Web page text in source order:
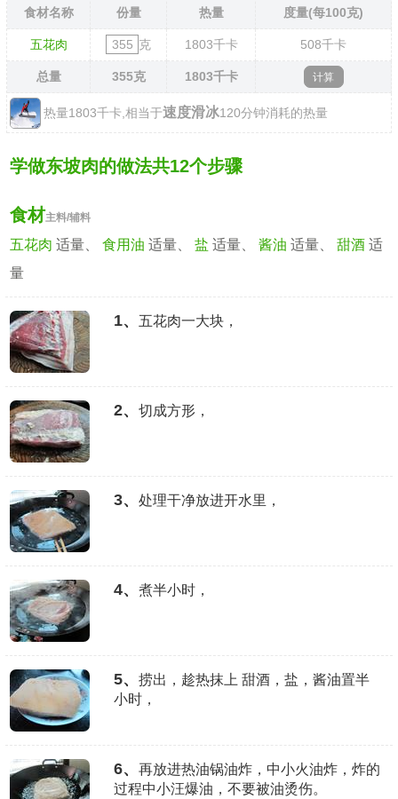
食材名称 份量 热量 度量(每100克)
五花肉 克 1803千卡 508千卡
总量 355克 1803千卡
热量1803千卡,相当于速度滑冰120分钟消耗的热量
学做东坡肉的做法共12个步骤
食材主料/辅料
五花肉 适量、食用油 适量、盐 适量、酱油 适量、甜酒 适
量
1、 五花肉一大块，
2、 切成方形，
3、 处理干净放进开水里，
4、 煮半小时，
5、
捞出，趁热抹上 甜酒，盐，酱油置半
小时，
6、
再放进热油锅油炸，中小火油炸，炸的
过程中小汪爆油，不要被油烫伤。